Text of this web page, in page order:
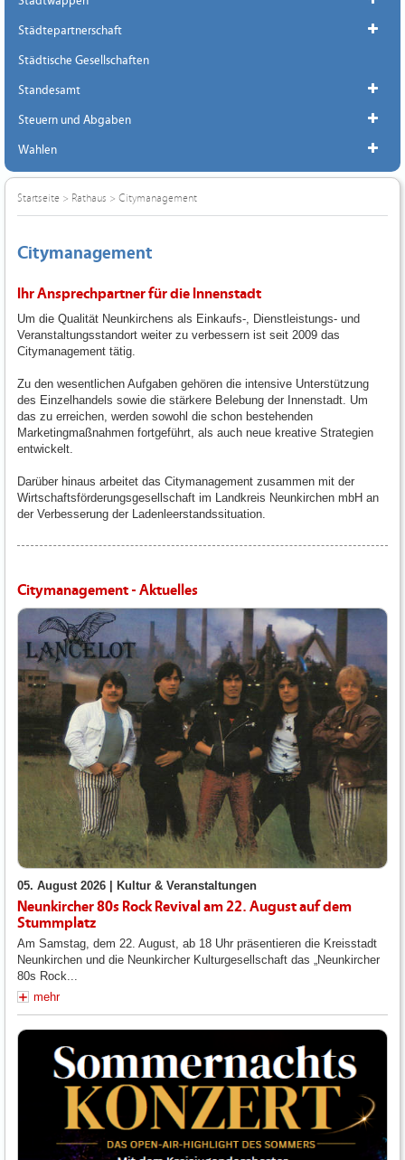
Städtepartnerschaft
Städtische Gesellschaften
Standesamt
Steuern und Abgaben
Wahlen
Startseite > Rathaus > Citymanagement
Citymanagement
Ihr Ansprechpartner für die Innenstadt
Um die Qualität Neunkirchens als Einkaufs-, Dienstleistungs- und
Veranstaltungsstandort weiter zu verbessern ist seit 2009 das
Citymanagement tätig.
Zu den wesentlichen Aufgaben gehören die intensive Unterstützung
des Einzelhandels sowie die stärkere Belebung der Innenstadt. Um
das zu erreichen, werden sowohl die schon bestehenden
Marketingmaßnahmen fortgeführt, als auch neue kreative Strategien
entwickelt.
Darüber hinaus arbeitet das Citymanagement zusammen mit der
Wirtschaftsförderungsgesellschaft im Landkreis Neunkirchen mbH an
der Verbesserung der Ladenleerstandssituation.
Citymanagement - Aktuelles
05. August 2026 | Kultur & Veranstaltungen
Neunkircher 80s Rock Revival am 22. August auf dem
Stummplatz
Am Samstag, dem 22. August, ab 18 Uhr präsentieren die Kreisstadt
Neunkirchen und die Neunkircher Kulturgesellschaft das „Neunkircher
80s Rock...
mehr